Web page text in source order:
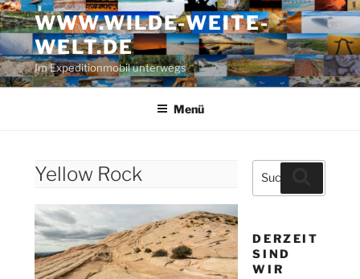
Zum
Inhalt
springen
WWW.WILDE-WEITE-
WELT.DE
Im Expeditionmobil unterwegs
Menü
Yellow Rock
Suche
nach:
DERZEIT
SIND
WIR